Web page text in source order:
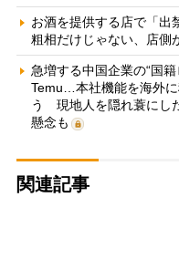
お酒を提供する店で「
粗相だけじゃない、店側
急増する中国企業の“国
Temu…本社機能を海外
う 現地人を隠れ蓑にし
懸念も
関連記事